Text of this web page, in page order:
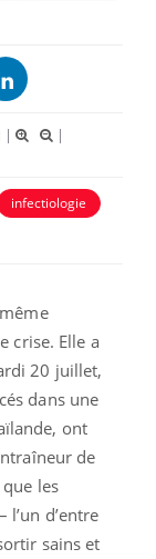
|
|
infectiologie
crise. Elle a
20 juillet,
dans une
ont
de
les
d’entre
sains et